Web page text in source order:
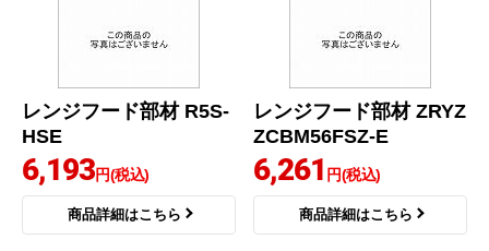
レンジフード部材 R5S-
HSE
6,193円(税込)
商品詳細はこちら
レンジフード部材 ZRYZ
ZCBM56FSZ-E
6,261 円(税込)
商品詳細はこちら